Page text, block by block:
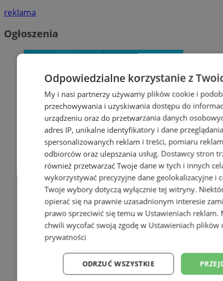
reklama
Ogłoszenia
Odpowiedzialne korzystanie z
My i nasi partnerzy używamy plików cookie i
przechowywania i uzyskiwania dostępu do
urządzeniu oraz do przetwarzania danych
adres IP, unikalne identyfikatory i dane
spersonalizowanych reklam i treści, pomiaru
odbiorców oraz ulepszania usług. Dostawcy stron
również przetwarzać Twoje dane w tych i innych
wykorzystywać precyzyjne dane geolokalizacyjne i
Twoje wybory dotyczą wyłącznie tej witryny.
opierać się na prawnie uzasadnionym interesie
prawo sprzeciwić się temu w Ustawieniach reklam.
chwili wycofać swoją zgodę w Ustawieniach plików
prywatności
ODRZUĆ WSZYSTKIE